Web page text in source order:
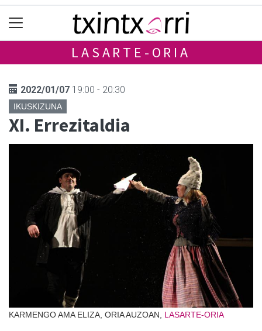
LASARTE-ORIA
2022/01/07 19:00 - 20:30
IKUSKIZUNA
XI. Errezitaldia
KARMENGO AMA ELIZA, ORIA AUZOAN, LASARTE-ORIA